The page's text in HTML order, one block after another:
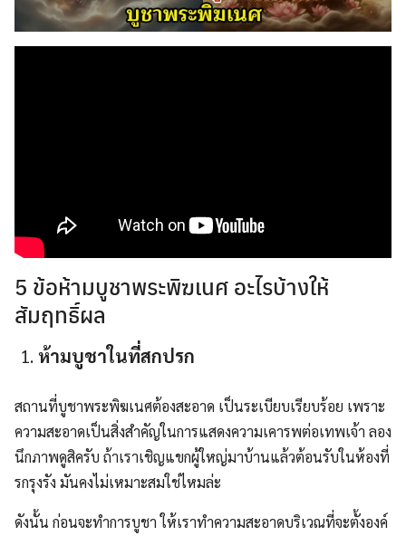
5 ข้อห้ามบูชาพระพิฆเนศ อะไรบ้างให้
สัมฤทธิ์ผล
ห้ามบูชาในที่สกปรก
สถานที่บูชาพระพิฆเนศต้องสะอาด เป็นระเบียบเรียบร้อย เพราะ
ความสะอาดเป็นสิ่งสำคัญในการแสดงความเคารพต่อเทพเจ้า ลอง
นึกภาพดูสิครับ ถ้าเราเชิญแขกผู้ใหญ่มาบ้านแล้วต้อนรับในห้องที่
รกรุงรัง มันคงไม่เหมาะสมใช่ไหมล่ะ
ดังนั้น ก่อนจะทำการบูชา ให้เราทำความสะอาดบริเวณที่จะตั้งองค์